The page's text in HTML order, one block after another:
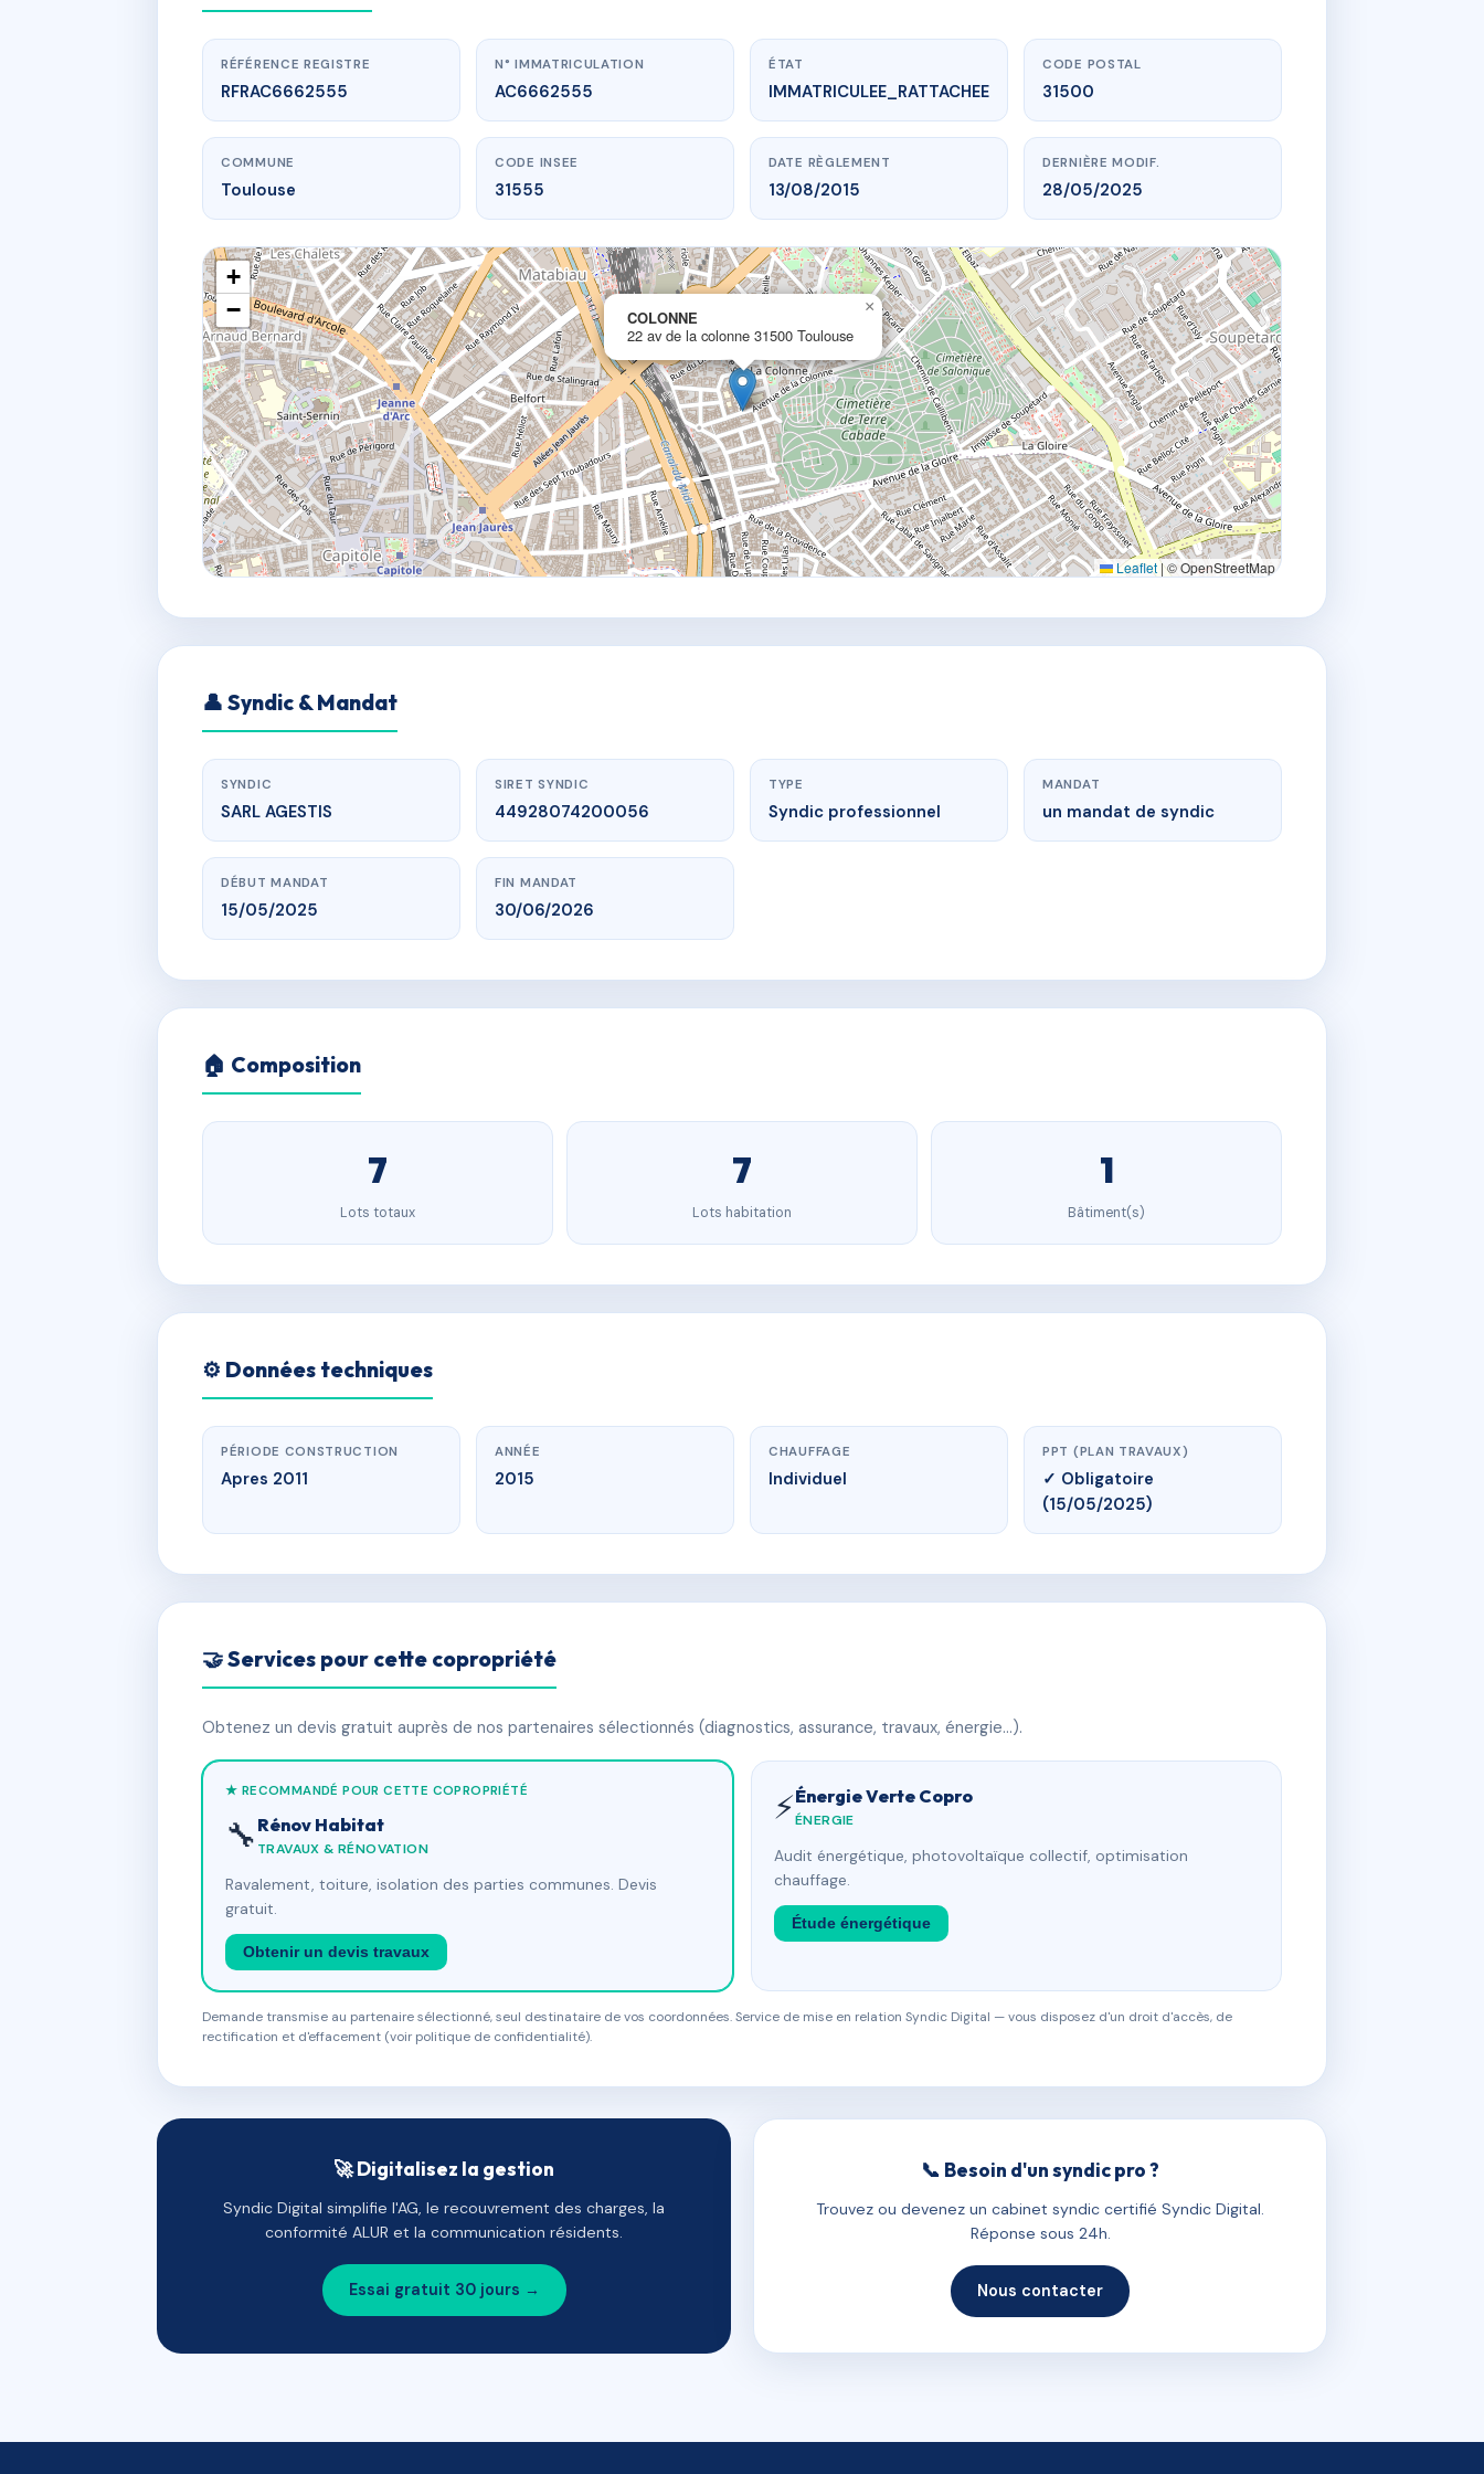
www.vme.plus/AC6662555
COLONNE
22 av de la colonne31500 Toulouse
RÉFÉRENCE REGISTRE
RFRAC6662555
N° IMMATRICULATION
AC6662555
ÉTAT
IMMATRICULEE_RATTACHEE
CODE POSTAL
31500
COMMUNE
Toulouse
CODE INSEE
31555
DATE RÈGLEMENT
13/08/2015
DERNIÈRE MODIF.
28/05/2025
COLONNE
22 av de la colonne 31500 Toulouse
×
+
−
Leaflet |© OpenStreetMap
👤 Syndic & Mandat
SYNDIC
SARL AGESTIS
SIRET SYNDIC
44928074200056
TYPE
Syndic professionnel
MANDAT
un mandat de syndic
DÉBUT MANDAT
15/05/2025
FIN MANDAT
30/06/2026
🏠 Composition
7
Lots totaux
7
Lots habitation
1
Bâtiment(s)
⚙️ Données techniques
PÉRIODE CONSTRUCTION
Apres 2011
ANNÉE
2015
CHAUFFAGE
Individuel
PPT (PLAN TRAVAUX)
✓ Obligatoire
(15/05/2025)
🤝 Services pour cette copropriété
Obtenez un devis gratuit auprès de nos partenaires sélectionnés (diagnostics, assurance, travaux, énergie…).
★ RECOMMANDÉ POUR CETTE COPROPRIÉTÉ
🔧 Rénov Habitat
TRAVAUX & RÉNOVATION
Ravalement, toiture, isolation des parties communes. Devis
gratuit.
Obtenir un devis travaux
⚡Énergie Verte Copro
ÉNERGIE
Audit énergétique, photovoltaïque collectif, optimisation
chauffage.
Étude énergétique
Demande transmise au partenaire sélectionné, seul destinataire de vos coordonnées. Service de mise en relation Syndic Digital — vous disposez d'un droit d'accès, de
rectification et d'effacement (voir politique de confidentialité).
🚀 Digitalisez la gestion
Syndic Digital simplifie l'AG, le recouvrement des charges, la
conformité ALUR et la communication résidents.
Essai gratuit 30 jours →
📞 Besoin d'un syndic pro ?
Trouvez ou devenez un cabinet syndic certifié Syndic Digital.
Réponse sous 24h.
Nous contacter